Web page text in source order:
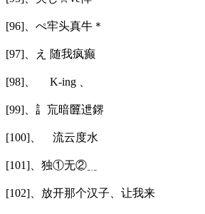
[96]、ぺ牢头真牛＊
[97]、え 随我疯癫
[98]、ゝ K-ing 、
[99]、訁巟暗匴迣鎅
[100]、ゞ流云度水
[101]、独①无②﹎
[102]、放开那个汉子、让我来